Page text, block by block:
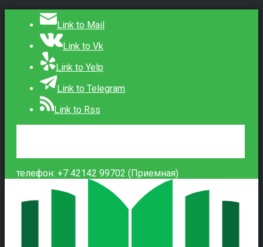
Link to Mail
Link to Vk
Link to Yelp
Link to Telegram
Link to Rss
телефон: +7 42142 99702 (Приемная)